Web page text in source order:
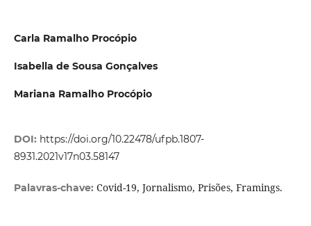
Carla Ramalho Procópio
Isabella de Sousa Gonçalves
Mariana Ramalho Procópio
DOI: https://doi.org/10.22478/ufpb.1807-
8931.2021v17n03.58147
Palavras-chave: Covid-19, Jornalismo, Prisões, Framings.